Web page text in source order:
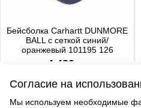
Бейсболка Carhartt DUNMORE
BALL с сеткой синий/
оранжевый 101195 126
4 480 р.
Согласие на
Мы используем необходимые